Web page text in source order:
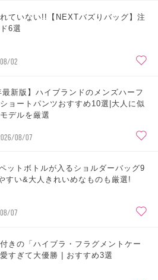
ていない!!【NEXTバズりバッグ】注
6選
02
最新版】ハイブランドのメンズハーフ
ョートパンツおすすめ10選|大人に似
デルを厳選
08/07
ットボトルが入るショルダーバッグ9
すい&大人きれいめなものも厳選!
07
きの「ハイブラ・フラグメントケー
すぎて大優勝 | おすすめ3選